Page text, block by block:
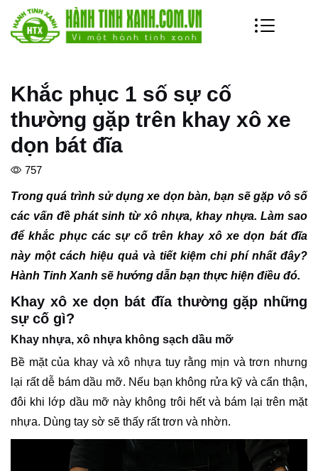
Khắc phục 1 số sự cố
thường gặp trên khay xô xe
dọn bát đĩa
757
Trong quá trình sử dụng xe dọn bàn, bạn sẽ gặp vô số
các vấn đề phát sinh từ xô nhựa, khay nhựa. Làm sao
để khắc phục các sự cố trên khay xô xe dọn bát đĩa
này một cách hiệu quả và tiết kiệm chi phí nhất đây?
Hành Tinh Xanh sẽ hướng dẫn bạn thực hiện điều đó.
Khay xô xe dọn bát đĩa thường gặp những
sự cố gì?
Khay nhựa, xô nhựa không sạch dầu mỡ
Bề mặt của khay và xô nhựa tuy rằng mịn và trơn nhưng
lại rất dễ bám dầu mỡ. Nếu bạn không rửa kỹ và cẩn thận,
đôi khi lớp dầu mỡ này không trôi hết và bám lại trên mặt
nhựa. Dùng tay sờ sẽ thấy rất trơn và nhờn.